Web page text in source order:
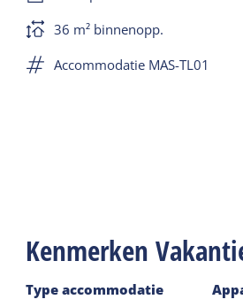
36 m² binnenopp.
Accommodatie MAS-TL01
Kenmerken
Type accommodatie